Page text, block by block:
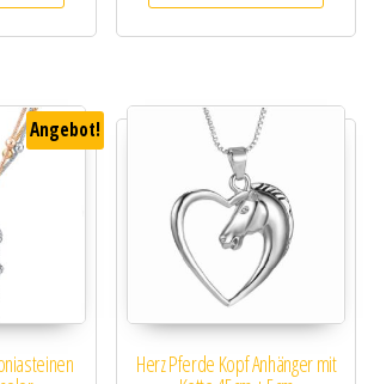
Angebot!
Herz Pferde Kopf Anhänger mit